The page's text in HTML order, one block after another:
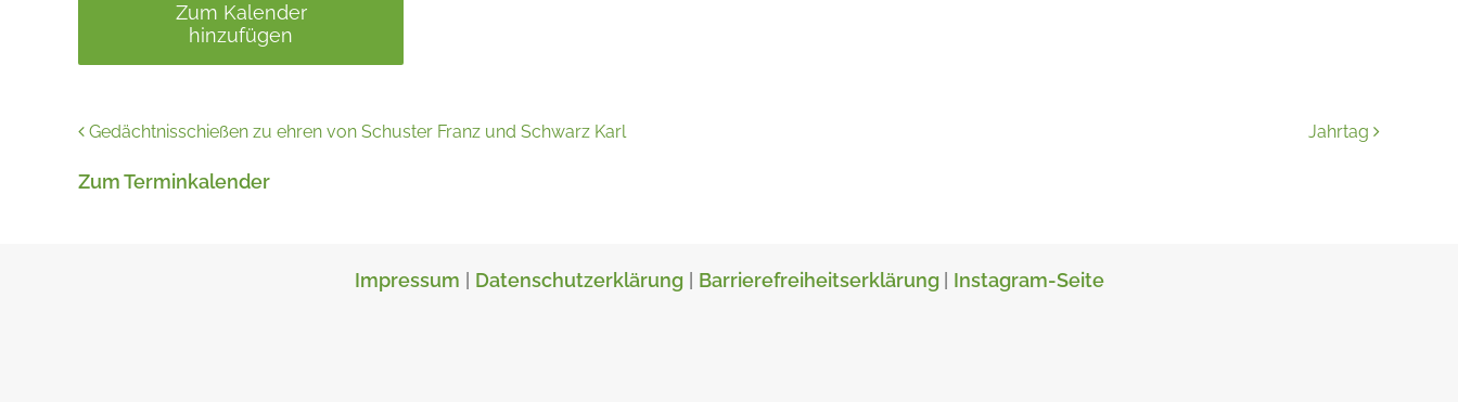
Zum Kalender
hinzufügen
Gedächtnisschießen zu ehren von Schuster Franz und Schwarz Karl Jahrtag
Zum Terminkalender
Impressum Datenschutzerklärung| Barrierefreiheitserklärung Instagram-Seite